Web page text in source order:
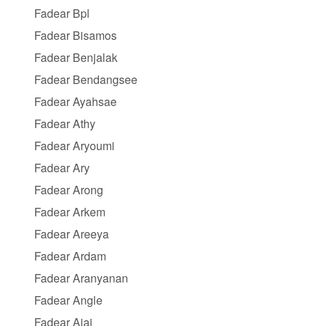
Fadear Bpl
Fadear Bisamos
Fadear Benjalak
Fadear Bendangsee
Fadear Ayahsae
Fadear Athy
Fadear Aryoumi
Fadear Ary
Fadear Arong
Fadear Arkem
Fadear Areeya
Fadear Ardam
Fadear Aranyanan
Fadear Angle
Fadear Aiai